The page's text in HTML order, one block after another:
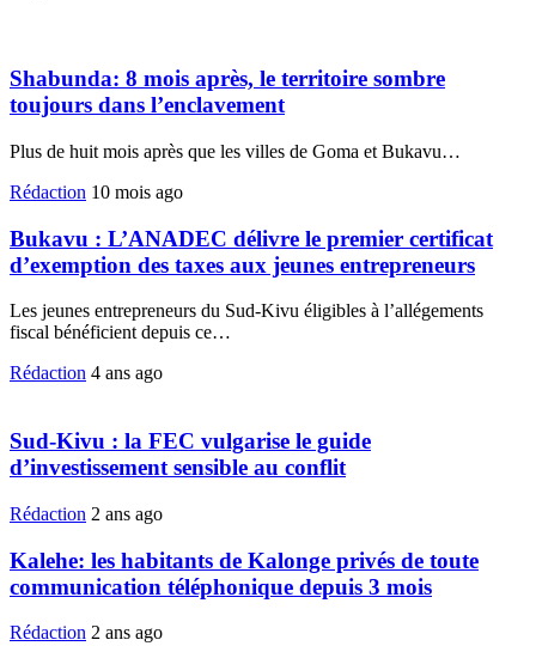
Shabunda: 8 mois après, le territoire sombre
toujours dans l’enclavement
Plus de huit mois après que les villes de Goma et Bukavu…
Rédaction 10 mois ago
Bukavu : L’ANADEC délivre le premier certificat
d’exemption des taxes aux jeunes entrepreneurs
Les jeunes entrepreneurs du Sud-Kivu éligibles à l’allégements
fiscal bénéficient depuis ce…
Rédaction 4 ans ago
Sud-Kivu : la FEC vulgarise le guide
d’investissement sensible au conflit
Rédaction 2 ans ago
Kalehe: les habitants de Kalonge privés de toute
communication téléphonique depuis 3 mois
Rédaction 2 ans ago